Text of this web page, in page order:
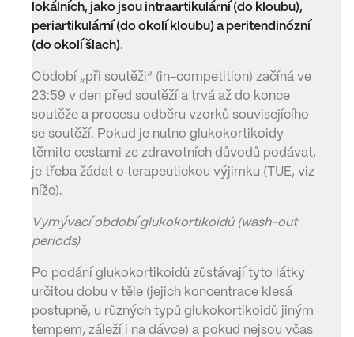
lokálních, jako jsou intraartikulární (do kloubu),
periartikulární (do okolí kloubu) a peritendinózní
(do okolí šlach).
Období „při soutěži“ (in-competition) začíná ve
23:59 v den před soutěží a trvá až do konce
soutěže a procesu odběru vzorků souvisejícího
se soutěží. Pokud je nutno glukokortikoidy
těmito cestami ze zdravotních důvodů podávat,
je třeba žádat o terapeutickou výjimku (TUE, viz
níže).
Vymývací období glukokortikoidů (wash-out
periods)
Po podání glukokortikoidů zůstávají tyto látky
určitou dobu v těle (jejich koncentrace klesá
postupně, u různých typů glukokortikoidů jiným
tempem, záleží i na dávce) a pokud nejsou včas